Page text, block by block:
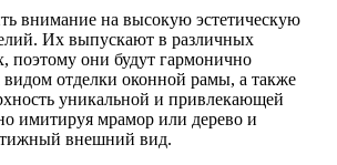
внимание на высокую эстетическую
Их выпускают в различных
поэтому они будут гармонично
видом отделки оконной рамы, а также
уникальной и привлекающей
имитируя мрамор или дерево и
внешний вид.